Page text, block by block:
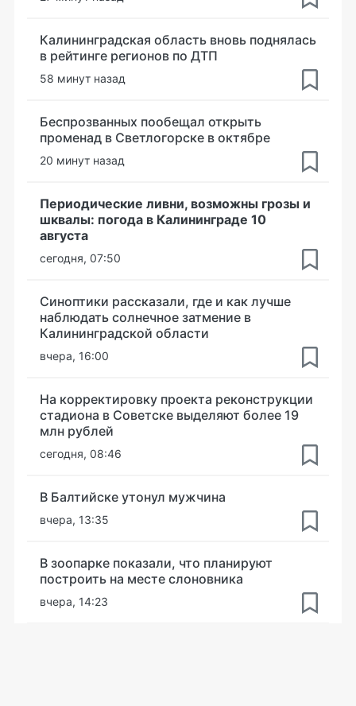
Калининградская область вновь поднялась
в рейтинге регионов по ДТП
58 минут назад
Беспрозванных пообещал открыть
променад в Светлогорске в октябре
20 минут назад
Периодические ливни, возможны грозы и
шквалы: погода в Калининграде 10
августа
сегодня, 07:50
Синоптики рассказали, где и как лучше
наблюдать солнечное затмение в
Калининградской области
вчера, 16:00
На корректировку проекта реконструкции
стадиона в Советске выделяют более 19
млн рублей
сегодня, 08:46
В Балтийске утонул мужчина
вчера, 13:35
В зоопарке показали, что планируют
построить на месте слоновника
вчера, 14:23